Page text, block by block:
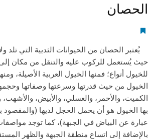
الحصان
يُعتبر الحصان من الحيوانات الثديية التي تلد
حيث يُستعمل للركوب عليه والتنقل من مكان
للخيول أنواع؛ فمنها الخيول العربية الأصيلة،
الخيول من حيث قدرتها وسرعتها وصفاتها
الكميت، والأحمر، والعسلي، والأبيض،
بها الخيول هو أن يحمل الحجل لديها (والمقصود
عبارة عن البياض في الجبهة)، كما توجد
بالإضافة إلى اتساع منطقة الجبهة والظهر